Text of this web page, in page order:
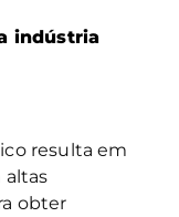
indústria
resulta em
altas
obter